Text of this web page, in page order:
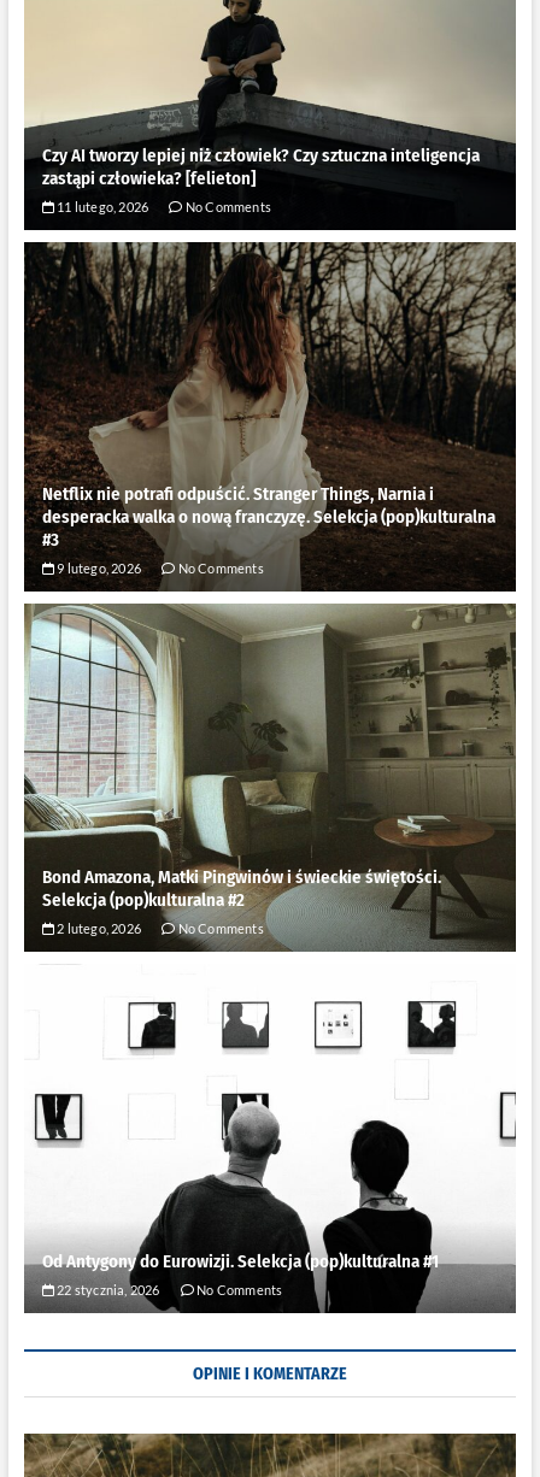
Czy AI tworzy lepiej niż człowiek? Czy sztuczna inteligencja
zastąpi człowieka? [felieton]
11 lutego, 2026 No Comments
Netflix nie potrafi odpuścić. Stranger Things, Narnia i
desperacka walka o nową franczyzę. Selekcja (pop)kulturalna
#3
9 lutego, 2026 No Comments
Bond Amazona, Matki Pingwinów i świeckie świętości.
Selekcja (pop)kulturalna #2
2 lutego, 2026 No Comments
Od Antygony do Eurowizji. Selekcja (pop)kulturalna #1
22 stycznia, 2026 No Comments
OPINIE I KOMENTARZE